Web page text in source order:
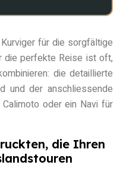
für die sorgfältige
die perfekte Reise ist oft,
die detaillierte
und der anschliessende
oder ein Navi für
die Ihren